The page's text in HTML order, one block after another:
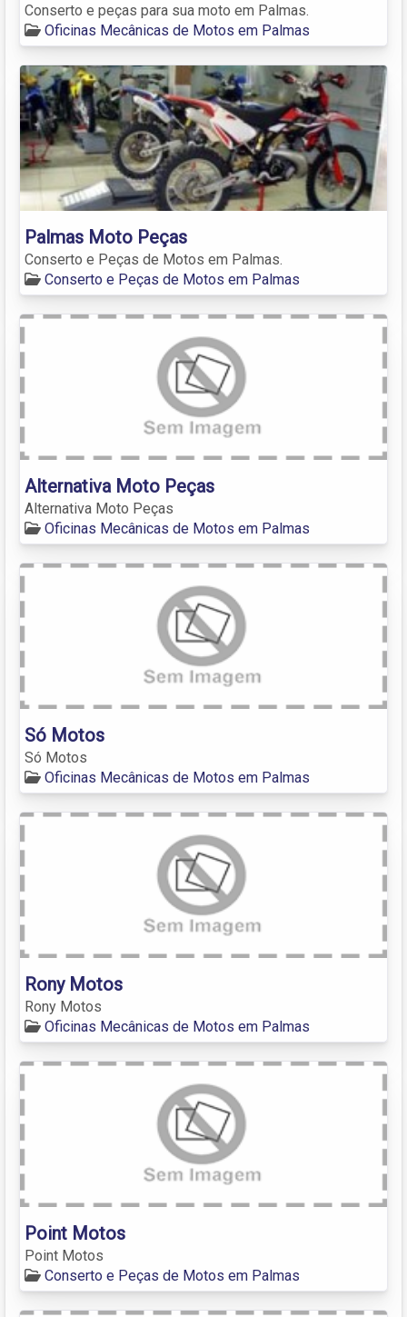
Conserto e peças para sua moto em Palmas.
Oficinas Mecânicas de Motos em Palmas
Palmas Moto Peças
Conserto e Peças de Motos em Palmas.
Conserto e Peças de Motos em Palmas
Alternativa Moto Peças
Alternativa Moto Peças
Oficinas Mecânicas de Motos em Palmas
Só Motos
Só Motos
Oficinas Mecânicas de Motos em Palmas
Rony Motos
Rony Motos
Oficinas Mecânicas de Motos em Palmas
Point Motos
Point Motos
Conserto e Peças de Motos em Palmas